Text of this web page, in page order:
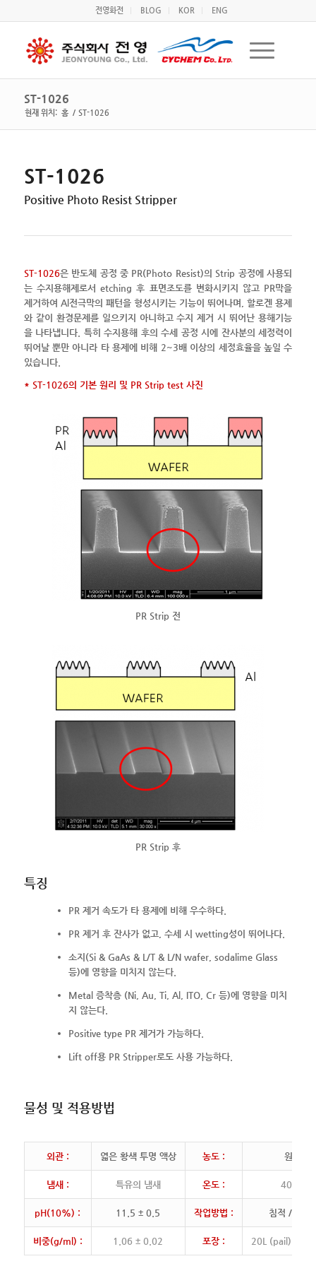
전영화전 BLOG KOR ENG
ST-1026
현재 위치: 홈 / ST-1026
ST-1026
Positive Photo Resist Stripper
ST-1026은 반도체 공정 중 PR(Photo Resist)의 Strip 공정에 사용되
는 수지용해제로서 etching 후 표면조도를 변화시키지 않고 PR막을
제거하여 Al전극막의 패턴을 형성시키는 기능이 뛰어나며, 할로겐 용제
와 같이 환경문제를 일으키지 아니하고 수지 제거 시 뛰어난 용해기능
을 나타냅니다. 특히 수지용해 후의 수세 공정 시에 잔사분의 세정력이
뛰어날 뿐만 아니라 타 용제에 비해 2~3배 이상의 세정효율을 높일 수
있습니다.
* ST-1026의 기본 원리 및 PR Strip test 사진
PR Strip 전
PR Strip 후
특징
PR 제거 속도가 타 용제에 비해 우수하다.
PR 제거 후 잔사가 없고, 수세 시 wetting성이 뛰어나다.
소지(Si & GaAs & L/T & L/N wafer, sodalime Glass
등)에 영향을 미치지 않는다.
Metal 증착층 (Ni, Au, Ti, Al, ITO, Cr 등)에 영향을 미치
지 않는다.
Positive type PR 제거가 가능하다.
Lift off용 PR Stripper로도 사용 가능하다.
물성 및 적용방법
외관 : 엷은 황색 투명 액상 농도 : 원액 사
냄새 : 특유의 냄새 온도 : 40 ~
pH(10%) : 11.5 ± 0.5 작업방법 : 침적 / 침적
비중(g/ml) : 1.06 ± 0.02 포장 : 20L (pail) /